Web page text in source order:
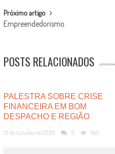
Próximo artigo
Empreendedorismo
POSTS RELACIONADOS
PALESTRA SOBRE CRISE
FINANCEIRA EM BOM
DESPACHO E REGIÃO
10 de outubro de 2009 0 1145